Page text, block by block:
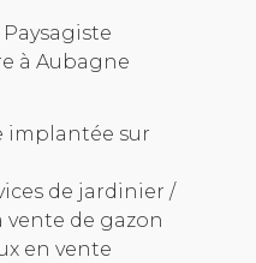
Paysagiste
à Aubagne
implantée sur
de jardinier /
vente de gazon
en vente